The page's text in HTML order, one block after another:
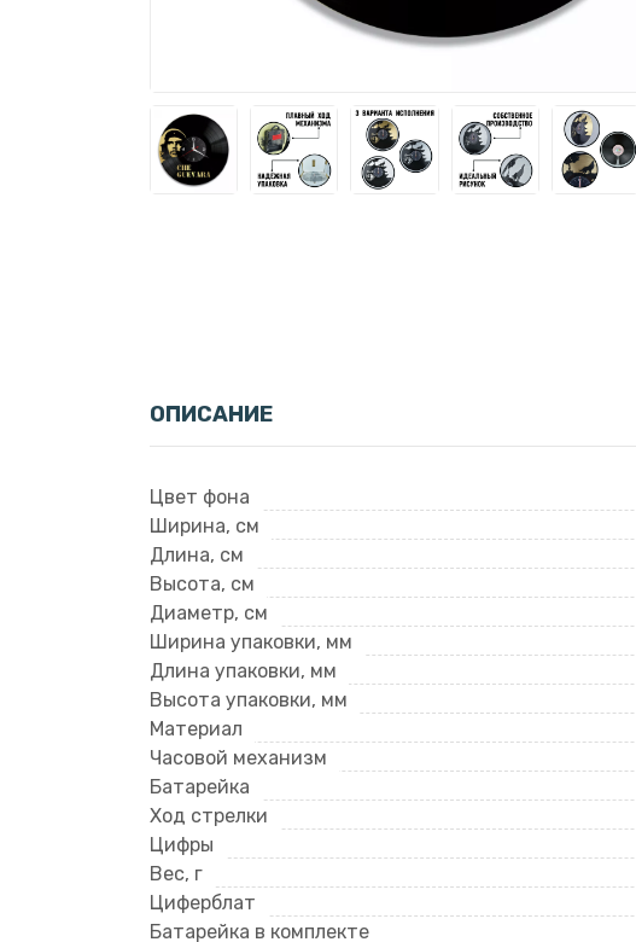
ОПИСАНИЕ
Цвет фона
Ширина, см
Длина, см
Высота, см
Диаметр, см
Ширина упаковки, мм
Длина упаковки, мм
Высота упаковки, мм
Материал
Часовой механизм
Батарейка
Ход стрелки
Цифры
Вес, г
Циферблат
Батарейка в комплекте